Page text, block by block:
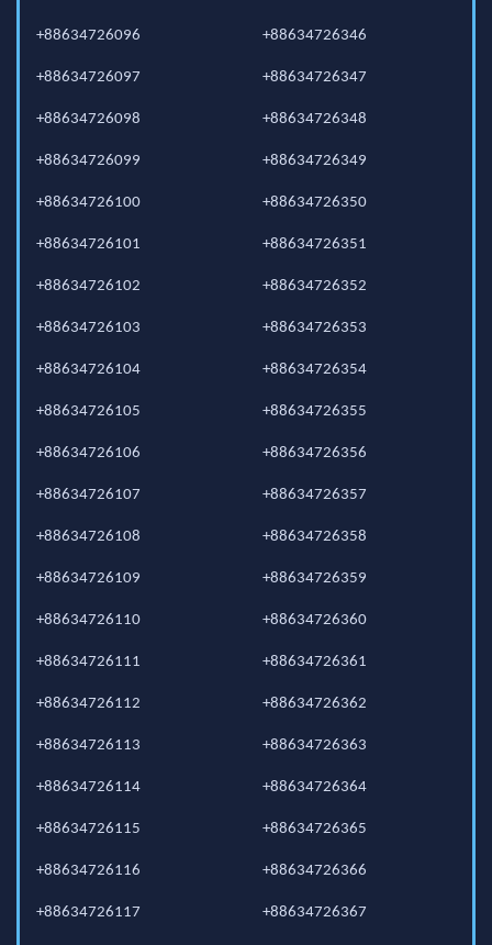
+88634726096
+88634726097
+88634726098
+88634726099
+88634726100
+88634726101
+88634726102
+88634726103
+88634726104
+88634726105
+88634726106
+88634726107
+88634726108
+88634726109
+88634726110
+88634726111
+88634726112
+88634726113
+88634726114
+88634726115
+88634726116
+88634726117
+88634726346
+88634726347
+88634726348
+88634726349
+88634726350
+88634726351
+88634726352
+88634726353
+88634726354
+88634726355
+88634726356
+88634726357
+88634726358
+88634726359
+88634726360
+88634726361
+88634726362
+88634726363
+88634726364
+88634726365
+88634726366
+88634726367